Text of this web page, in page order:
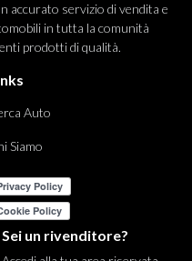
accurato servizio di vendita e
in tutta la comunità
prodotti di qualità.
Auto
Siamo
Sei un rivenditore?